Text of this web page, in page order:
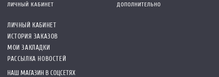
ЛИЧНЫЙ КАБИНЕТ
ЛИЧНЫЙ КАБИНЕТ
ИСТОРИЯ ЗАКАЗОВ
МОИ ЗАКЛАДКИ
РАССЫЛКА НОВОСТЕЙ
ДОПОЛНИТЕЛЬНО
НАШ МАГАЗИН В СОЦСЕТЯХ